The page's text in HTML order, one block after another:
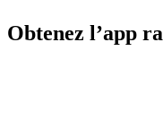
Obtenez l’app